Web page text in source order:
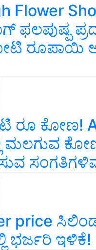
Flower
ಫಲಪುಷ್ಪ
ರೂಪಾಯಿ
ರೂ ಕೋಣ!
ಮಲಗುವ
price
ಭರ್ಜರಿ ಇಳಿಕೆ!